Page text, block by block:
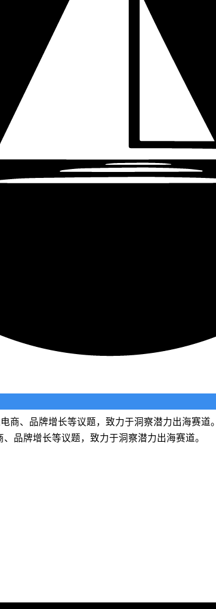
商、品牌增长等议题，致力于洞察潜力出海赛道。
品牌增长等议题，致力于洞察潜力出海赛道。